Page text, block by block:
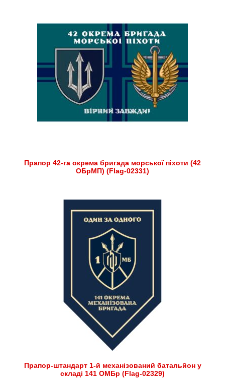
Прапор 42-га окрема бригада морської піхоти (42
ОБрМП) (Flag-02331)
Прапор-штандарт 1-й механізований батальйон у
складі 141 ОМБр (Flag-02329)